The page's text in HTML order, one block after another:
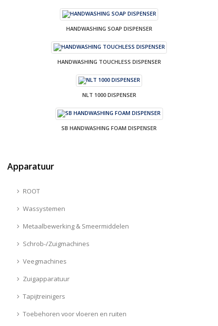
HANDWASHING SOAP DISPENSER
HANDWASHING TOUCHLESS DISPENSER
NLT 1000 DISPENSER
SB HANDWASHING FOAM DISPENSER
Apparatuur
ROOT
Wassystemen
Metaalbewerking & Smeermiddelen
Schrob-/Zuigmachines
Veegmachines
Zuigapparatuur
Tapijtreinigers
Toebehoren voor vloeren en ruiten